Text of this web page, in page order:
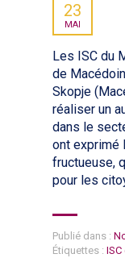
23
MAI
Les ISC du
de
Skopje
réaliser un
dans le
ont exprimé
fructueuse,
pour les
Publié dans :
Étiquettes :